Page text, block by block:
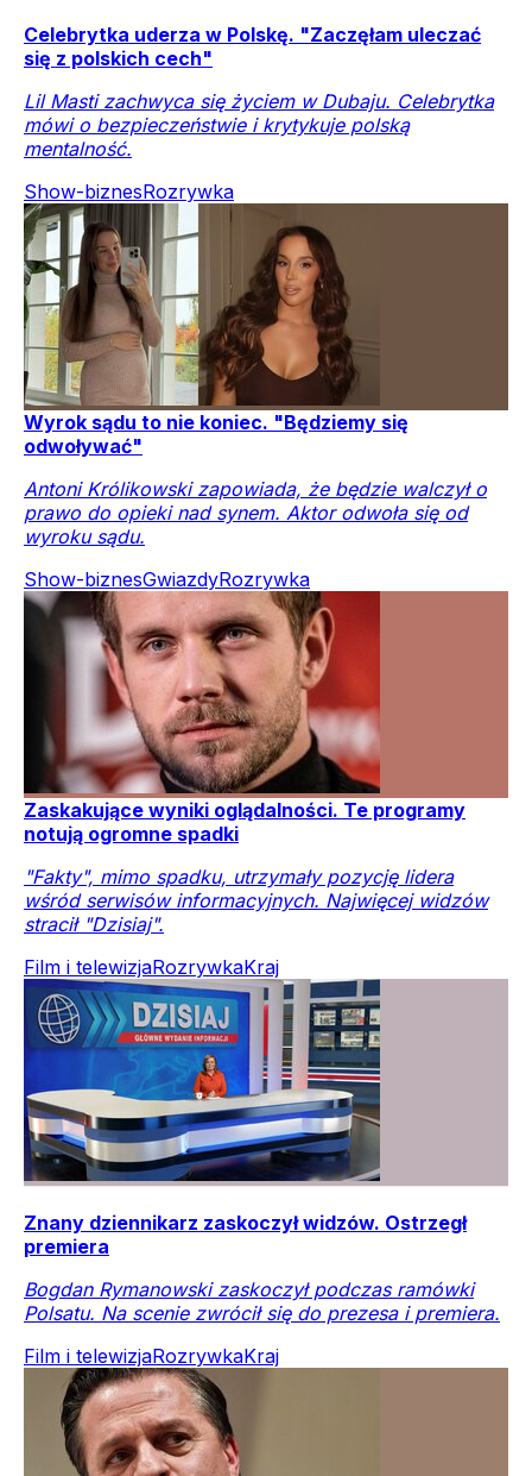
Celebrytka uderza w Polskę. "Zaczęłam uleczać
się z polskich cech"
Lil Masti zachwyca się życiem w Dubaju. Celebrytka
mówi o bezpieczeństwie i krytykuje polską
mentalność.
Show-biznesRozrywka
Wyrok sądu to nie koniec. "Będziemy się
odwoływać"
Antoni Królikowski zapowiada, że będzie walczył o
prawo do opieki nad synem. Aktor odwoła się od
wyroku sądu.
Show-biznesGwiazdyRozrywka
Zaskakujące wyniki oglądalności. Te programy
notują ogromne spadki
"Fakty", mimo spadku, utrzymały pozycję lidera
wśród serwisów informacyjnych. Najwięcej widzów
stracił "Dzisiaj".
Film i telewizjaRozrywkaKraj
Znany dziennikarz zaskoczył widzów. Ostrzegł
premiera
Bogdan Rymanowski zaskoczył podczas ramówki
Polsatu. Na scenie zwrócił się do prezesa i premiera.
Film i telewizjaRozrywkaKraj